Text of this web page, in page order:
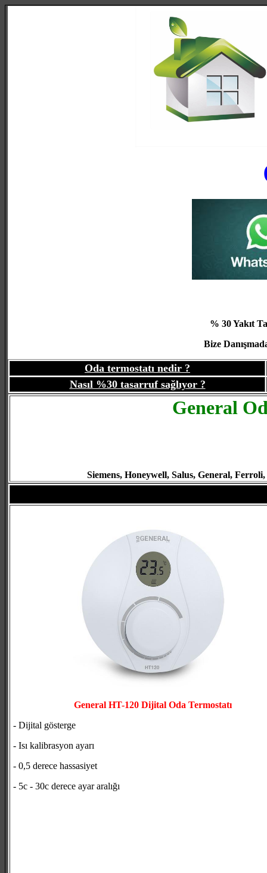
% 30 Yakıt
Bize
Oda termostatı nedir ?
Nasıl %30 tasarruf sağlıyor ?
General
Siemens, Honeywell, Salus, General,
General HT-120 Dijital Oda Termostatı
- Dijital gösterge
- Isı kalibrasyon ayarı
- 0,5 derece hassasiyet
- 5c - 30c derece ayar aralığı